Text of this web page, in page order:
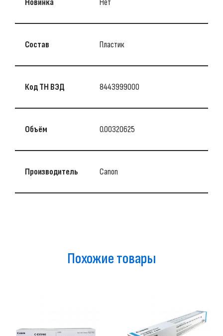
Новинка Нет
Состав Пластик
Код ТН ВЭД 8443999000
Объём 0.00320625
Производитель Canon
Похожие товары